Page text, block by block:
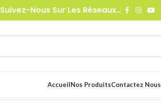
Suivez-Nous Sur Les Réseaux..
AccueilNos ProduitsContactez Nous